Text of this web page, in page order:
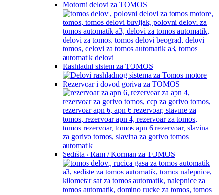
Motorni delovi za TOMOS
Rashladni sistem za TOMOS
Rezervoar i dovod goriva za TOMOS
Sedišta / Ram / Korman za TOMOS